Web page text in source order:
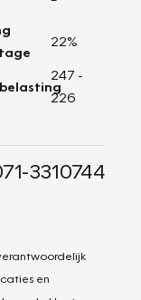
22%
247 -
226
3310744
en